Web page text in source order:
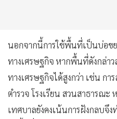
นอกจากนี้การใช้พื้นที่เป็นบ่อข
ทางเศรษฐกิจ หากพื้นที่ดังกล่าว
ทางเศรษฐกิจได้สูงกว่า เช่น กา
ตำรวจ โรงเรียน สวนสาธารณะ
เทศบาลยังคงเน้นการฝังกลบจึ